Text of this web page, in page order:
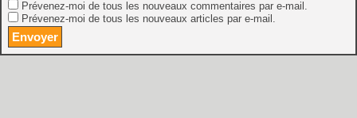
Prévenez-moi de tous les nouveaux commentaires par e-mail.
Prévenez-moi de tous les nouveaux articles par e-mail.